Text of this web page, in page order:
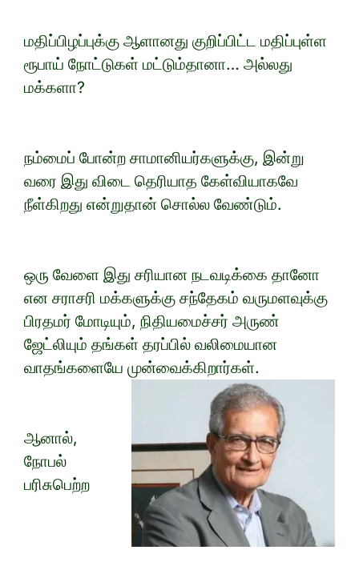
மதிப்பிழப்புக்கு ஆளானது குறிப்பிட்ட மதிப்புள்ள
ரூபாய் நோட்டுகள் மட்டும்தானா… அல்லது
மக்களா?
நம்மைப் போன்ற சாமானியர்களுக்கு, இன்று
வரை இது விடை தெரியாத கேள்வியாகவே
நீள்கிறது என்றுதான் சொல்ல வேண்டும்.
ஒரு வேளை இது சரியான நடவடிக்கை தானோ
என சராசரி மக்களுக்கு சந்தேகம் வருமளவுக்கு
பிரதமர் மோடியும், நிதியமைச்சர் அருண்
ஜேட்லியும் தங்கள் தரப்பில் வலிமையான
வாதங்களையே முன்வைக்கிறார்கள்.
ஆனால்,
நோபல்
பரிசுபெற்ற